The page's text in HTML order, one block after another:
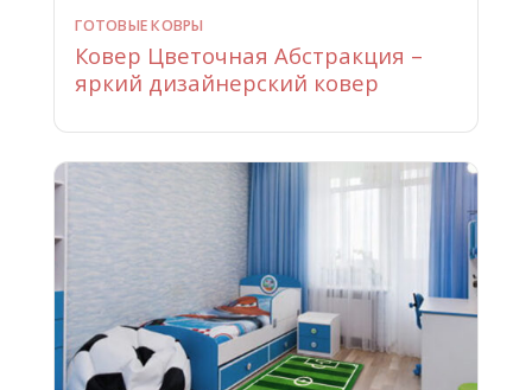
ГОТОВЫЕ КОВРЫ
Ковер Цветочная Абстракция –
яркий дизайнерский ковер